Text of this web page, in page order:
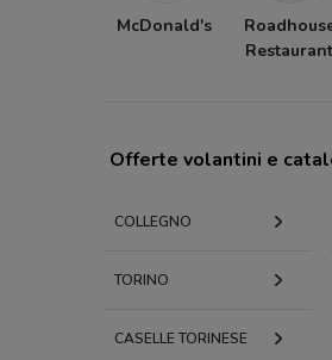
McDonald's
Restaurant
Offerte volantini e
COLLEGNO
TORINO
CASELLE TORINESE